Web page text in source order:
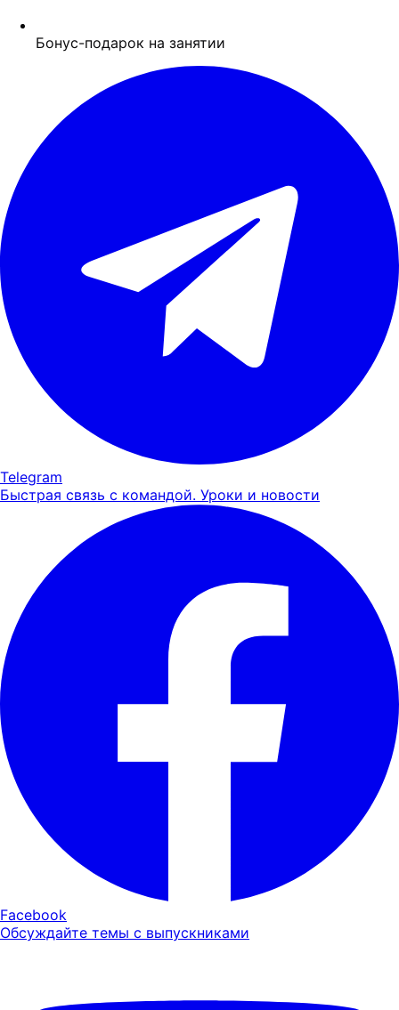
Бонус-подарок на занятии
Telegram
Быстрая связь с командой. Уроки и новости
Facebook
Обсуждайте темы с выпускниками